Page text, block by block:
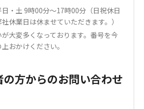
・土 9時00分～17時00分（日祝休日
休業日は休ませていただきます。）
大変多くなっております。番号を今
おかけください。
方からのお問い合わせ